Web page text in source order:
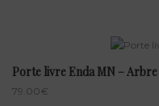
Porte livre Enda MN – Arbre
79.00€